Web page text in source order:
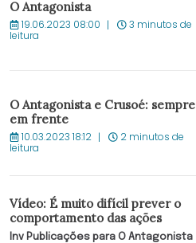
O Antagonista
19.06.2023 08:00 3 minutos de
leitura
O Antagonista e Crusoé: sempre
em frente
10.03.2023 18:12 2 minutos de
leitura
Vídeo: É muito difícil prever o
comportamento das ações
Inv Publicações para O Antagonista